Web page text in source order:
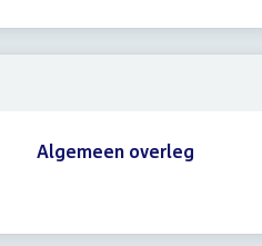
Algemeen overleg